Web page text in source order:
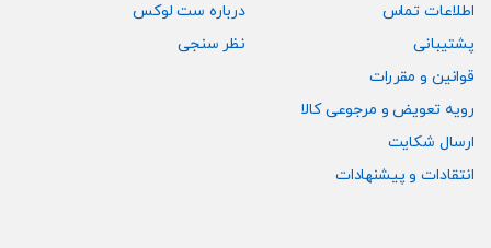
اطلاعات تماس
پشتیبانی
قوانین و مقررات
رویه تعویض و مرجوعی کالا
ارسال شکایت
انتقادات و پیشنهادات
درباره ست لوکس
نظر سنجی